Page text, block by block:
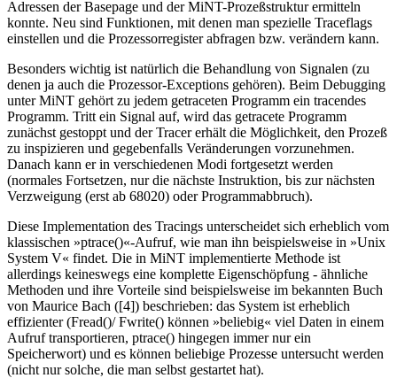
Adressen der Basepage und der MiNT-Prozeßstruktur ermitteln
konnte. Neu sind Funktionen, mit denen man spezielle Traceflags
einstellen und die Prozessorregister abfragen bzw. verändern kann.
Besonders wichtig ist natürlich die Behandlung von Signalen (zu
denen ja auch die Prozessor-Exceptions gehören). Beim Debugging
unter MiNT gehört zu jedem getraceten Programm ein tracendes
Programm. Tritt ein Signal auf, wird das getracete Programm
zunächst gestoppt und der Tracer erhält die Möglichkeit, den Prozeß
zu inspizieren und gegebenfalls Veränderungen vorzunehmen.
Danach kann er in verschiedenen Modi fortgesetzt werden
(normales Fortsetzen, nur die nächste Instruktion, bis zur nächsten
Verzweigung (erst ab 68020) oder Programmabbruch).
Diese Implementation des Tracings unterscheidet sich erheblich vom
klassischen »ptrace()«-Aufruf, wie man ihn beispielsweise in »Unix
System V« findet. Die in MiNT implementierte Methode ist
allerdings keineswegs eine komplette Eigenschöpfung - ähnliche
Methoden und ihre Vorteile sind beispielsweise im bekannten Buch
von Maurice Bach ([4]) beschrieben: das System ist erheblich
effizienter (Fread()/ Fwrite() können »beliebig« viel Daten in einem
Aufruf transportieren, ptrace() hingegen immer nur ein
Speicherwort) und es können beliebige Prozesse untersucht werden
(nicht nur solche, die man selbst gestartet hat).